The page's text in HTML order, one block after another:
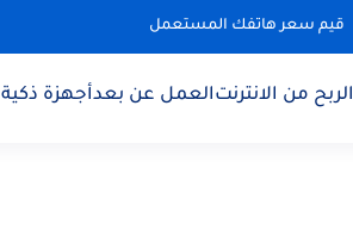
قيم سعر هاتفك المستعمل
الربح من الانترنتالعمل عن بعدأجهزة ذكية